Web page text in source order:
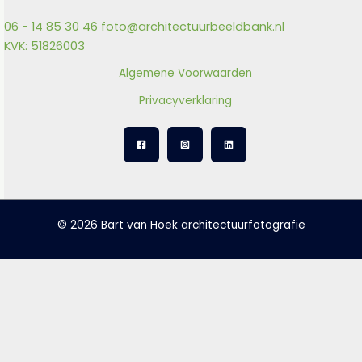
06 - 14 85 30 46 foto@architectuurbeeldbank.nl
KVK: 51826003
Algemene Voorwaarden
Privacyverklaring
© 2026 Bart van Hoek architectuurfotografie